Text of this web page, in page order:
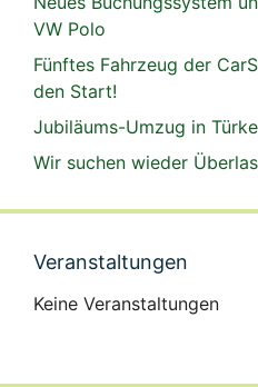
VW Polo
Fünftes Fahrzeug der
den Start!
Jubiläums-Umzug in
Wir suchen wieder
Veranstaltungen
Keine Veranstaltungen